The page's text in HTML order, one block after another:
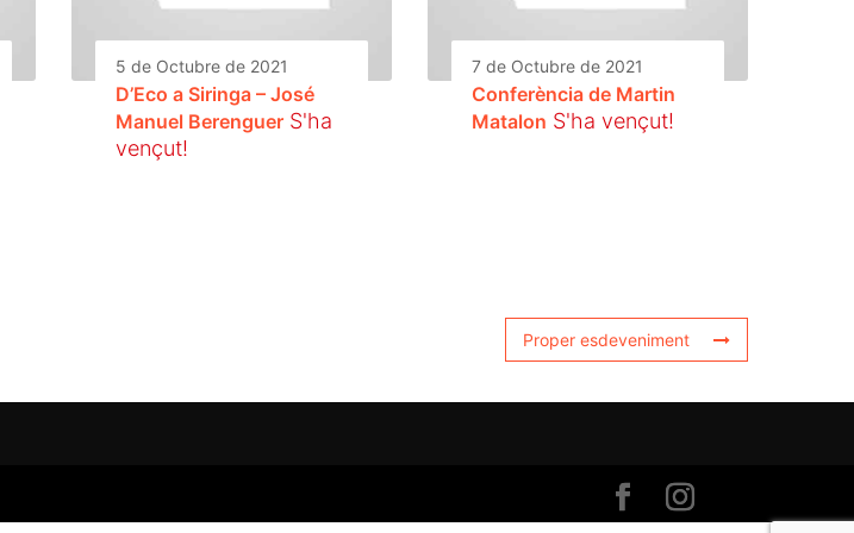
5 de Octubre de 2021
D’Eco a Siringa – José
Manuel Berenguer S'ha
vençut!
7 de Octubre de 2021
Conferència de Martin
Matalon S'ha vençut!
Proper esdeveniment